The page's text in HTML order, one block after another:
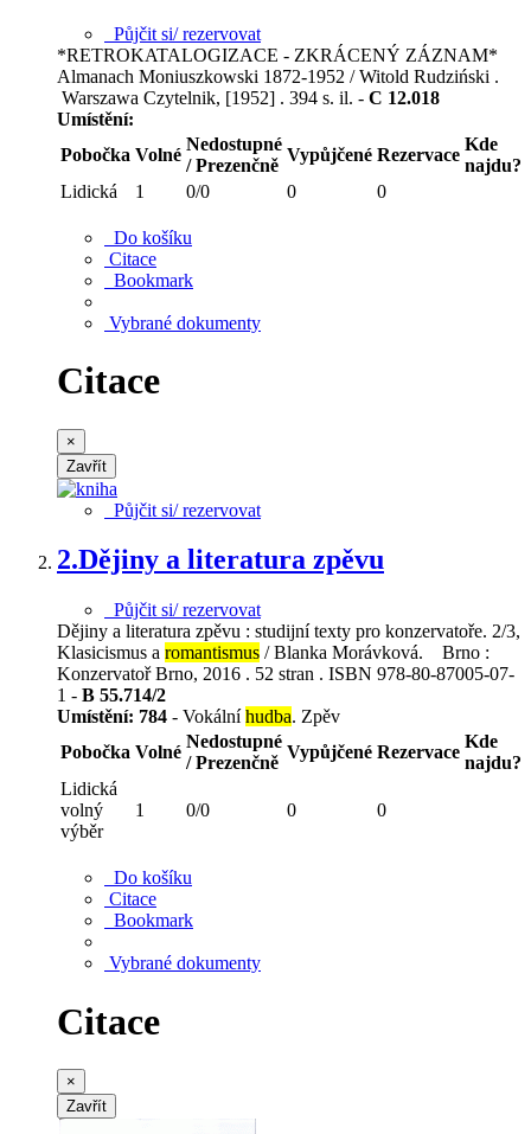
Půjčit si/ rezervovat
*RETROKATALOGIZACE - ZKRÁCENÝ ZÁZNAM*
Almanach Moniuszkowski 1872-1952 / Witold Rudziński .
Warszawa Czytelnik, [1952] . 394 s. il. - C 12.018
Umístění:
Pobočka Volné
Nedostupné
/ Prezenčně
Vypůjčené Rezervace
Kde
najdu?
Lidická
1 0/0 0 0
Do košíku
Citace
Bookmark
Vybrané dokumenty
Citace
×
Zavřít
Půjčit si/ rezervovat
2.Dějiny a literatura zpěvu
Půjčit si/ rezervovat
Dějiny a literatura zpěvu : studijní texty pro konzervatoře. 2/3,
Klasicismus a romantismus / Blanka Morávková. Brno :
Konzervatoř Brno, 2016 . 52 stran . ISBN 978-80-87005-07-
1 - B 55.714/2
Umístění: 784 - Vokálníhudba. Zpěv
Pobočka Volné
Nedostupné
/ Prezenčně
Vypůjčené Rezervace
Kde
najdu?
Lidická
volný
výběr
1 0/0 0 0
Do košíku
Citace
Bookmark
Vybrané dokumenty
Citace
×
Zavřít